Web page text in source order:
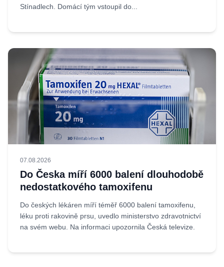
Stínadlech. Domácí tým vstoupil do...
07.08.2026
Do Česka míří 6000 balení dlouhodobě
nedostatkového tamoxifenu
Do českých lékáren míří téměř 6000 balení tamoxifenu,
léku proti rakovině prsu, uvedlo ministerstvo zdravotnictví
na svém webu. Na informaci upozornila Česká televize.